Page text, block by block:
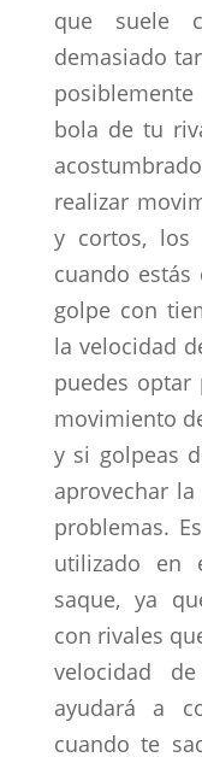
que suele
demasiado
bola de tu
realizar
y cortos, los
cuando
golpe con
la velocidad
puedes
movimiento
y si golpeas
aprovechar
problemas.
utilizado en
saque, ya
con rivales
velocidad
ayudará a
cuando te